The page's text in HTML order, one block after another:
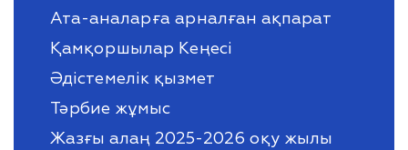
Ата-аналарға арналған ақпарат
Қамқоршылар Кеңесі
Әдістемелік қызмет
Тәрбие жұмыс
Жазғы алаң 2025-2026 оқу жылы